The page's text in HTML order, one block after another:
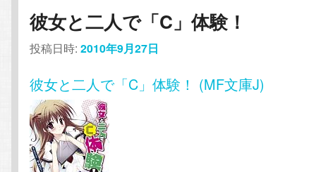
彼女と二人で「C」体験！
投稿日時:2010年9月27日
彼女と二人で「C」体験！ (MF文庫J)